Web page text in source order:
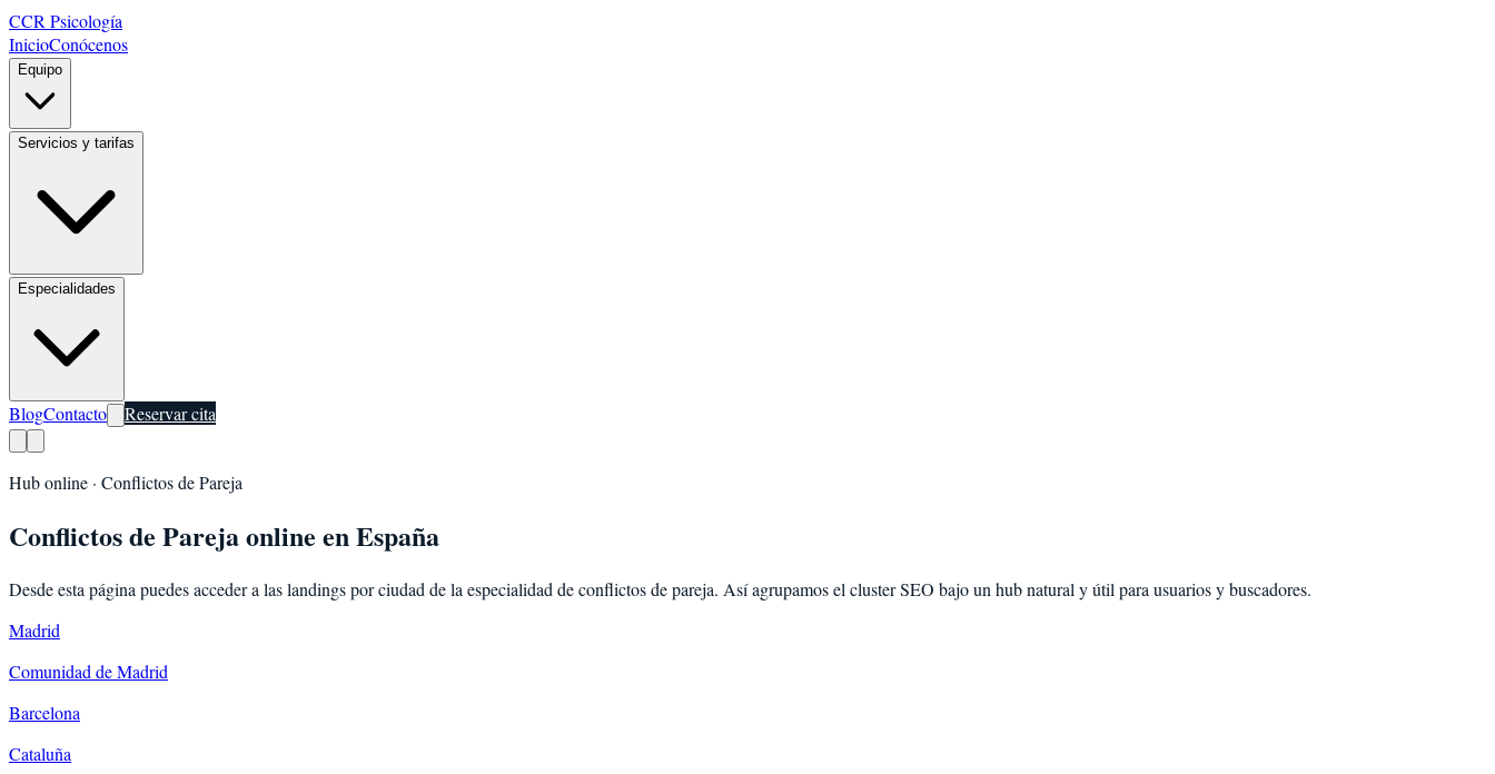
CCR Psicología
InicioConócenos
Equipo
Servicios y tarifas
Especialidades
BlogContacto Reservar cita
Hub online · Conflictos de Pareja
Conflictos de Parejaonline en España
Desde esta página puedes acceder a las landings por ciudad de la especialidad deconflictos de pareja. Así agrupamos el cluster SEO bajo un hub natural y útil para usuarios y buscadores.
Madrid
Comunidad de Madrid
Barcelona
Cataluña